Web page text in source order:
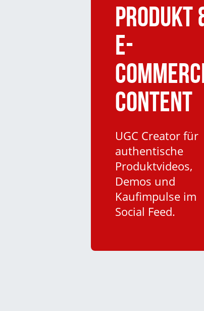
Produkt
E-
Content
UGC Creator für
authentische
Produktvideos,
Demos und
Kaufimpulse im
Social Feed.